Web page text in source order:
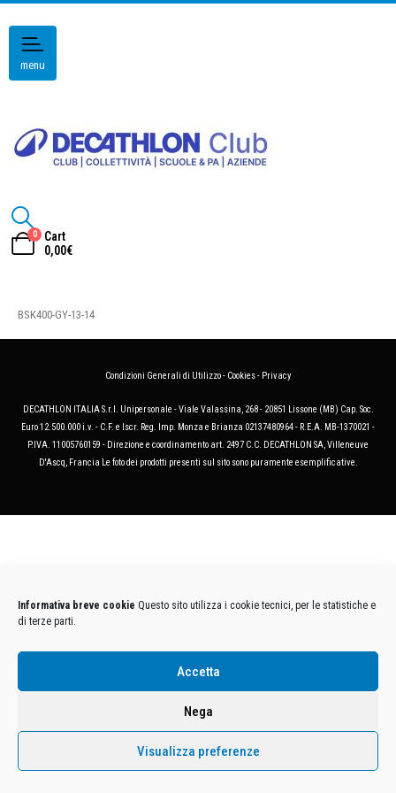
Informativa breve cookie Questo sito utilizza i cookie tecnici, per le statistiche e
di terze parti.
Accetta
Nega
Visualizza preferenze
menu
0
Cart
0,00€
BSK400-GY-13-14
Condizioni Generali di Utilizzo- Cookies- Privacy
DECATHLON ITALIA S.r.l. Unipersonale - Viale Valassina, 268 - 20851 Lissone (MB) Cap. Soc.
Euro 12.500.000 i.v. - C.F. e Iscr. Reg. Imp. Monza e Brianza 02137480964 - R.E.A. MB-1370021 -
P.IVA. 11005760159 - Direzione e coordinamento art. 2497 C.C. DECATHLON SA, Villeneuve
D'Ascq, Francia Le foto dei prodotti presenti sul sito sono puramente esemplificative.